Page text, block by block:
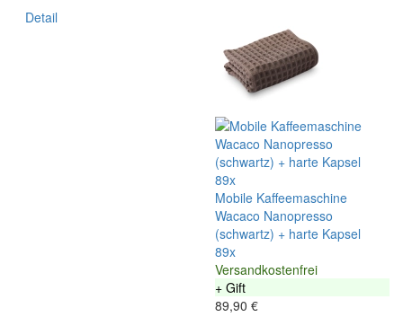
Detail
89x
Mobile Kaffeemaschine
Wacaco Nanopresso
(schwartz) + harte Kapsel
89x
Versandkostenfrei
+ Gift
89,90 €